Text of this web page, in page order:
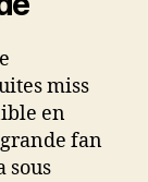
miss
en
fan
sous